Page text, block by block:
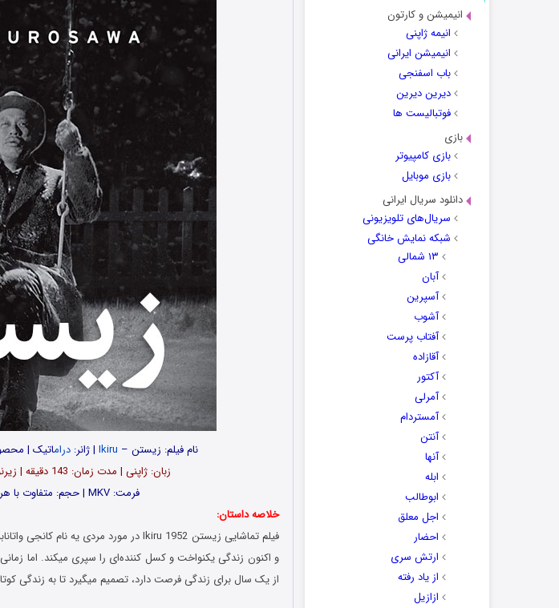
انیمیشن و کارتون
انیمه ژاپنی
انیمیشن ایرانی
باب اسفنجی
دیرین دیرین
فوتبالیست ها
بازی
بازی کامپیوتر
بازی موبایل
دانلود سریال ایرانی
سریال‌های تلویزیونی
شبکه نمایش خانگی
۱۳ شمالی
آبان
آسپرین
آشوب
آفتاب پرست
آقازاده
آکتور
آمرلی
آمستردام
آنتن
آنها
ابله
ابوطالب
اجل معلق
احضار
ارتش سری
از یاد رفته
ازازیل
نام فیلم: زیستن – Ikiru| ژانر: دراماتیک | محصول
زبان: ژاپنی | مدت زمان: 143 دقیقه | زیرنویس فارسی: دارد | کیفیت: بلوری
فرمت: MKV | حجم: متفاوت با هر کیفیت | امتیاز: 8.3 از 10
خلاصه داستان:
و اکنون زندگی یکنواخت و کسل کننده‌ای را سپری میکند. اما
از یک سال برای زندگی فرصت دارد، تصمیم میگیرد تا به زندگی